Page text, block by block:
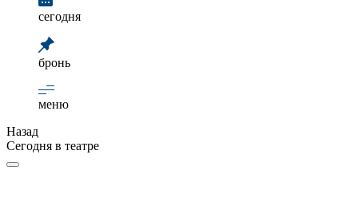
сегодня
бронь
меню
Назад
Сегодня в театре